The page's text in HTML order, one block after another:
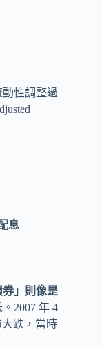
性調整過
息
券」則像是
2007 年 4
跌，當時